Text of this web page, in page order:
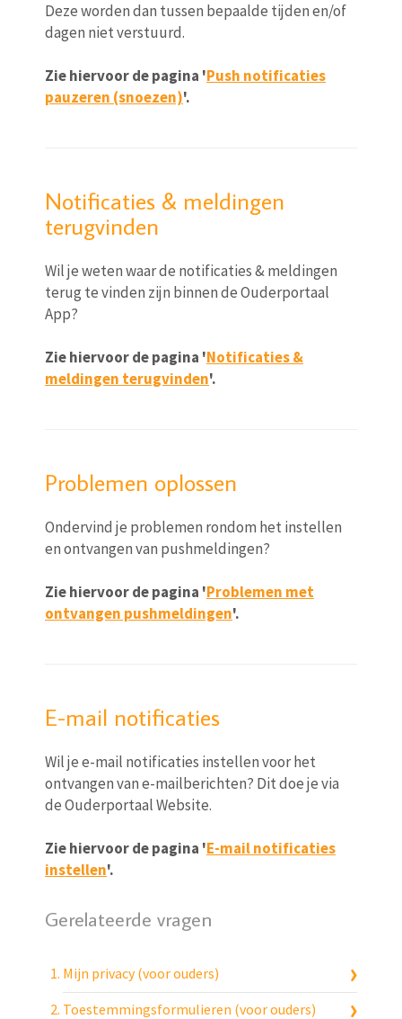
Deze worden dan tussen bepaalde tijden en/of
dagen niet verstuurd.
Zie hiervoor de pagina 'Push notificaties
pauzeren (snoezen)'.
Notificaties & meldingen
terugvinden
Wil je weten waar de notificaties & meldingen
terug te vinden zijn binnen de Ouderportaal
App?
Zie hiervoor de pagina 'Notificaties &
meldingen terugvinden'.
Problemen oplossen
Ondervind je problemen rondom het instellen
en ontvangen van pushmeldingen?
Zie hiervoor de pagina 'Problemen met
ontvangen pushmeldingen'.
E-mail notificaties
Wil je e-mail notificaties instellen voor het
ontvangen van e-mailberichten? Dit doe je via
de Ouderportaal Website.
Zie hiervoor de pagina 'E-mail notificaties
instellen'.
Gerelateerde vragen
Mijn privacy (voor ouders)
Toestemmingsformulieren (voor ouders)